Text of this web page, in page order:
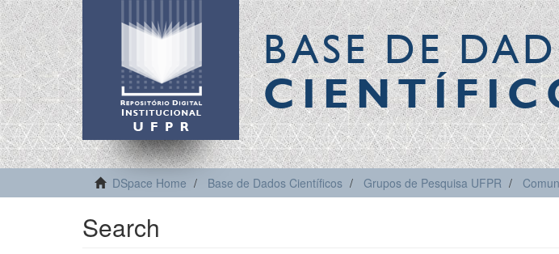
BASE DE
DSpace Home Base de Dados Científicos Grupos de Pesquisa UFPR
Search